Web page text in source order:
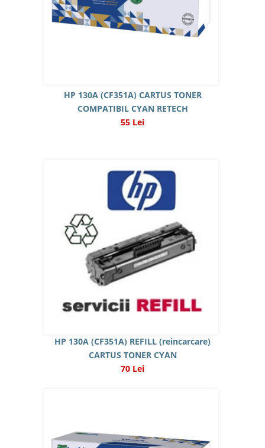
HP 130A (CF351A) CARTUS TONER
COMPATIBIL CYAN RETECH
55 Lei
HP 130A (CF351A) REFILL (reincarcare)
CARTUS TONER CYAN
70 Lei